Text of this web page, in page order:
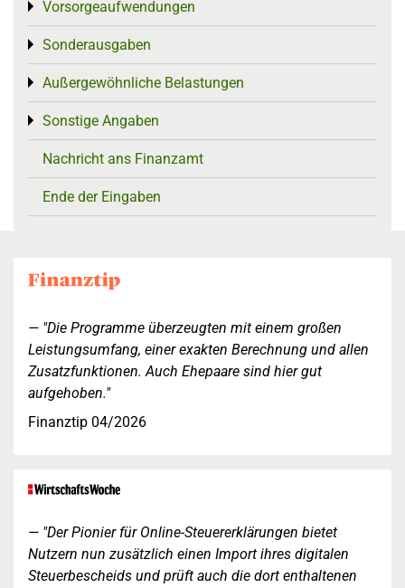
Vorsorgeaufwendungen
Toggle menu
Sonderausgaben
Toggle menu
Außergewöhnliche Belastungen
Toggle menu
Sonstige Angaben
Toggle menu
Nachricht ans Finanzamt
Ende der Eingaben
"Die Programme überzeugten mit einem großen
Leistungsumfang, einer exakten Berechnung und allen
Zusatzfunktionen. Auch Ehepaare sind hier gut
aufgehoben."
Finanztip 04/2026
"Der Pionier für Online-Steuererklärungen bietet
Nutzern nun zusätzlich einen Import ihres digitalen
Steuerbescheids und prüft auch die dort enthaltenen